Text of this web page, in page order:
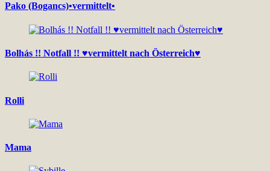
Pako (Bogancs)•vermittelt•
Bolhás !! Notfall !! ♥vermittelt nach Österreich♥
Rolli
Mama